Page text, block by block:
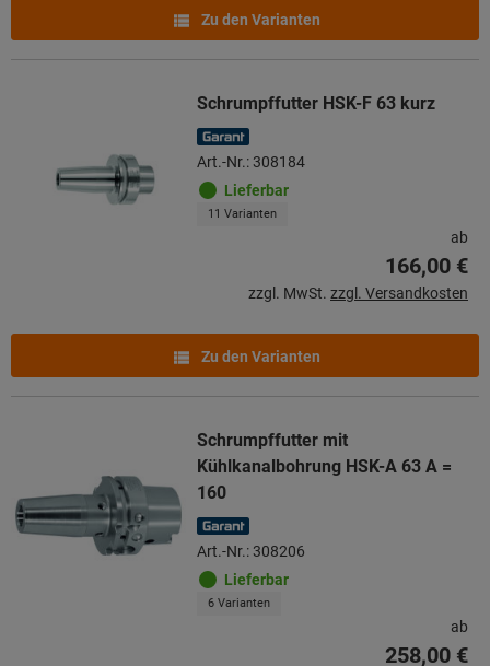
Zu den Varianten
Schrumpffutter HSK-F 63 kurz
Art.-Nr.: 308184
Lieferbar
11 Varianten
ab
166,00 €
zzgl. MwSt. zzgl. Versandkosten
Zu den Varianten
Schrumpffutter mit
Kühlkanalbohrung HSK-A 63 A =
160
Art.-Nr.: 308206
Lieferbar
6 Varianten
ab
258,00 €